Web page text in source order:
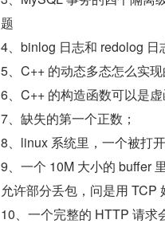
题
4、binlog 日志和 redolog
5、C++ 的动态多态怎么实现
6、C++ 的构造函数可以是虚
7、缺失的第一个正数；
8、linux 系统里，一个被打
9、一个 10M 大小的 buffer
允许部分丢包，问是用 TCP
10、一个完整的 HTTP 请求